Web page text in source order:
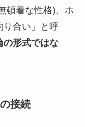
頓着な性格)、ホ
り合い」と呼
の形式ではな
接続